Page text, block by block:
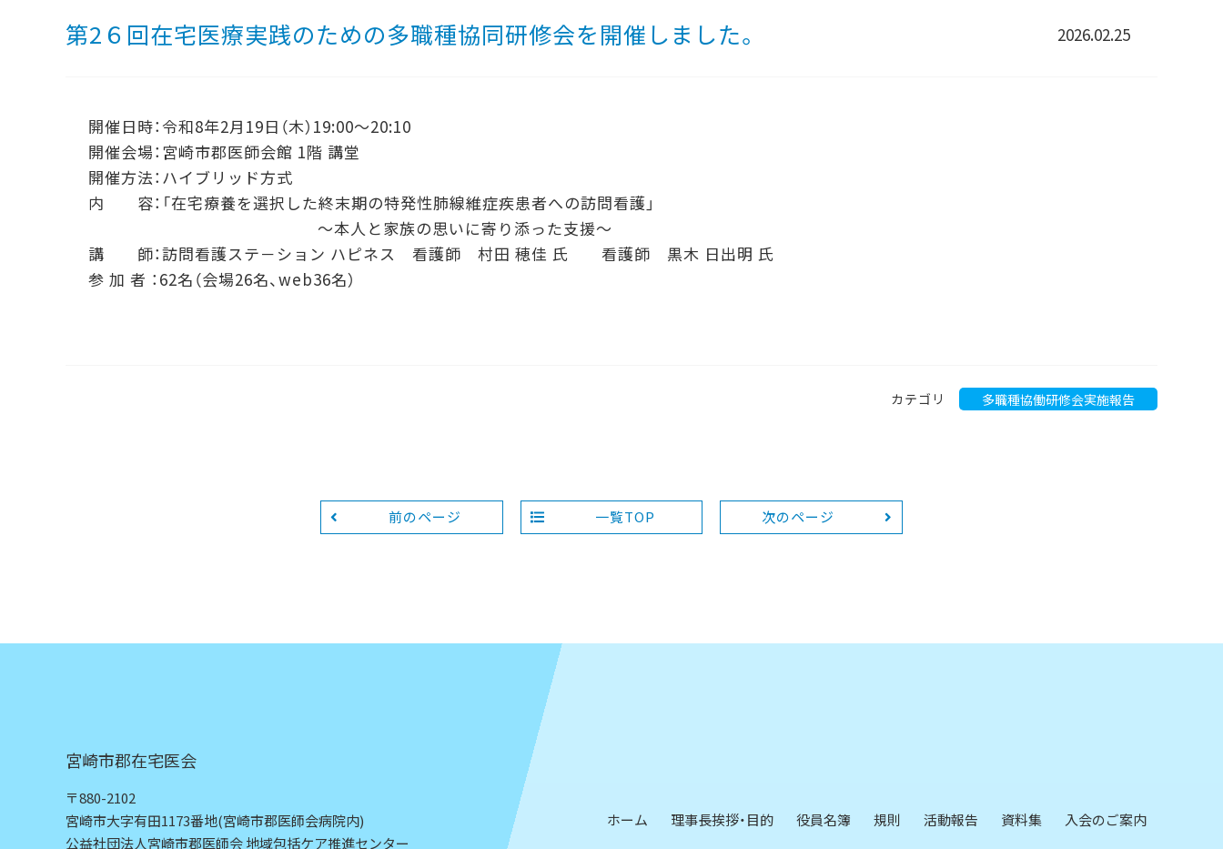
第2６回在宅医療実践のための多職種協同研修会を開催しました。 2026.02.25
開催日時：令和8年2月19日（木）19:00～20:10
開催会場：宮崎市郡医師会館 1階 講堂
開催方法：ハイブリッド方式
内 容：「在宅療養を選択した終末期の特発性肺線維症疾患者への訪問看護」
～本人と家族の思いに寄り添った支援～
講 師：訪問看護ステ－ション ハピネス 看護師 村田 穂佳 氏 看護師 黒木 日出明 氏
参 加 者 ：62名（会場26名、web36名）
カテゴリ 多職種協働研修会実施報告
前のページ 一覧TOP 次のページ
宮崎市郡在宅医会
〒880-2102
宮崎市大字有田1173番地(宮崎市郡医師会病院内)
公益社団法人宮崎市郡医師会 地域包括ケア推進センター
ホーム 理事長挨拶・目的 役員名簿 規則 活動報告 資料集 入会のご案内